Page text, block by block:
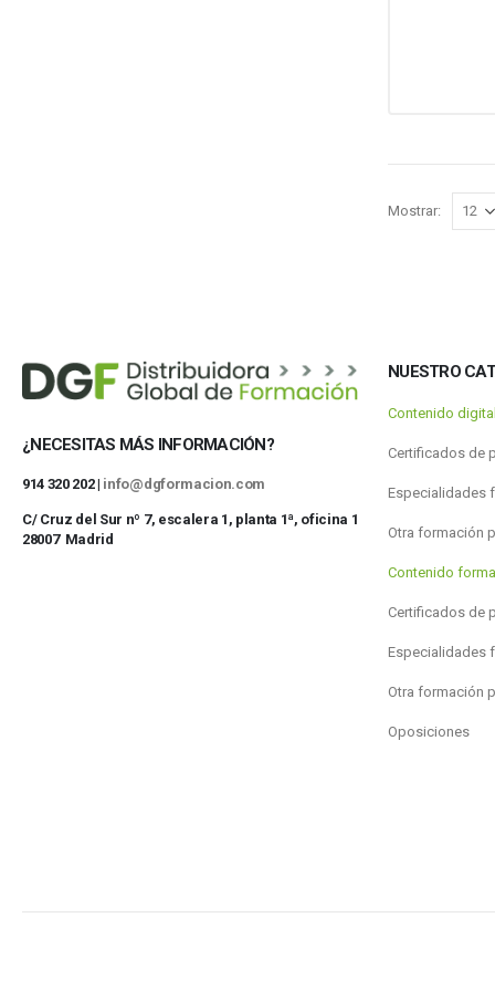
Mostrar:
¿NECESITAS MÁS INFORMACIÓN?
914 320 202 | info@dgformacion.com
C/ Cruz del Sur nº 7, escalera 1, planta 1ª, oficina 1
28007 Madrid
NUESTRO
Contenido
Certificados de
Especialidades
Otra formación
Contenido
Certificados de
Especialidades
Otra formación
Oposiciones